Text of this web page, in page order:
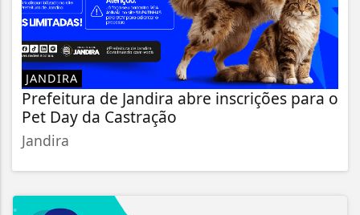
JANDIRA
Prefeitura de Jandira abre inscrições para o
Pet Day da Castração
Jandira